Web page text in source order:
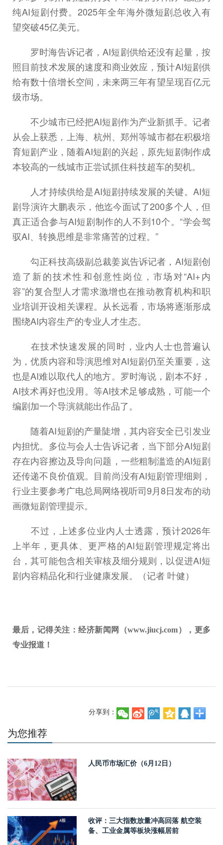
纯AI短剧付费。2025年全年海外微短剧总收入有
望突破45亿美元。
罗时海告诉记者，AI短剧供给还没有起量，按
照目前技术发展的速度和商业效应，预计AI短剧供
给有数十倍增长空间，未来两三年有望呈现百亿元
级市场。
不少城市已经把AI短剧作为产业新抓手。记者
从会上获悉，上海、杭州、郑州等城市都在积极培
育短剧产业，随着AI短剧的兴起，原先短剧制作成
本较高的一线城市正尝试抓住科技超车的契机。
人才持续供给是AI短剧持续发展的关键。AI短
剧导演许大鹏表示，他迄今面试了200多个人，但
真正适合参与AI短剧制作的人不到10个。“学会驾
驭AI、转换思维是非常痛苦的过程。”
勾正科技高级副总裁姜岚告诉记者，AI短剧创
造了新的技术性和创意性岗位，市场对“AI+内
容”的复合型人才需求激增也在推动教育机构和职
业培训开设相关课程。从长远看，市场将逐渐形成
围绕AI内容生产的专业人才生态。
在技术快速发展的同时，业内人士也普遍认
为，优质内容和导演思维对AI短剧仍至关重要，这
也是AI难以取代人的地方。罗时海说，剧本不好，
AI技术再好也没用。等AI技术足够成熟，可能一个
编剧加一个导演就能出作品了。
随着AI短剧的产量陡增，其内容安全已引发业
内担忧。多位与会人士告诉记者，当下部分AI短剧
存在内容擦边及导向问题，一些粗制滥造的AI短剧
还传递不良价值观。目前尚没有AI短剧管理细则，
行业主要参考广电总局网络视听司9月8日发布的动
画微短剧管理提示。
不过，上述多位业内人士透露，预计2026年
上半年，更具体、更严格的AI短剧管理规定将出
台，其可能包含相关审核及细分规则，以促进AI短
剧内容精品化和行业健康发展。（记者 叶健）
最后，记得关注：经济新闻网（www.jiucj.com），更多
专业报道！
分享到：
为您推荐
人民币市场汇价（6月12日）
收评：三大指数放量冲高回落 航空装
备、工业金属等板块涨幅居前